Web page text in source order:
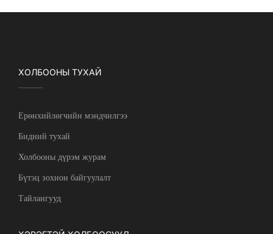
ХОЛБООНЫ ТУХАЙ
Ерөнхийлөгчийн мэндчилгээ
Бидний тухай
Холбооны дүрэм журам
Бүтэц зохион байгуулалт
Тайлангууд